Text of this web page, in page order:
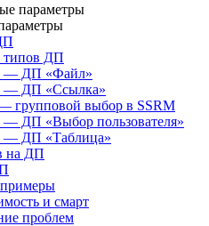
параметры
типов ДП
— ДП «Файл»
— ДП «Ссылка»
групповой выбор в SSRM
— ДП «Выбор пользователя»
— ДП «Таблица»
на ДП
и смарт
проблем